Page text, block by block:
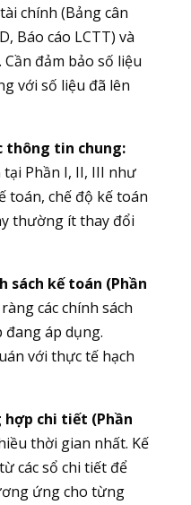
chính (Bảng cân
Báo cáo LCTT) và
đảm bảo số liệu
với số liệu đã lên
thông tin chung:
Phần I, II, III như
toán, chế độ kế toán
thường ít thay đổi
sách kế toán (Phần
các chính sách
đang áp dụng.
với thực tế hạch
hợp chi tiết (Phần
thời gian nhất. Kế
các sổ chi tiết để
ứng cho từng